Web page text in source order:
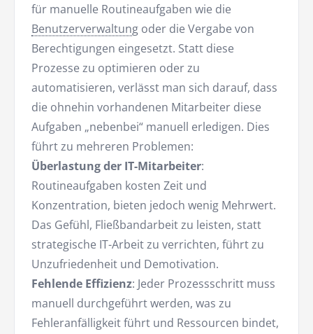
für manuelle Routineaufgaben wie die
Benutzerverwaltung oder die Vergabe von
Berechtigungen eingesetzt. Statt diese
Prozesse zu optimieren oder zu
automatisieren, verlässt man sich darauf, dass
die ohnehin vorhandenen Mitarbeiter diese
Aufgaben „nebenbei“ manuell erledigen. Dies
führt zu mehreren Problemen:
Überlastung der IT-Mitarbeiter:
Routineaufgaben kosten Zeit und
Konzentration, bieten jedoch wenig Mehrwert.
Das Gefühl, Fließbandarbeit zu leisten, statt
strategische IT-Arbeit zu verrichten, führt zu
Unzufriedenheit und Demotivation.
Fehlende Effizienz: Jeder Prozessschritt muss
manuell durchgeführt werden, was zu
Fehleranfälligkeit führt und Ressourcen bindet,